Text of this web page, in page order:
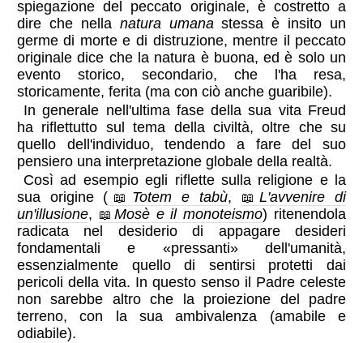
spiegazione del peccato originale, è costretto a
dire che nella natura umanastessa è insito un
germe di morte e di distruzione, mentre il peccato
originale dice che la natura è buona, ed è solo un
evento storico, secondario, che l'ha resa,
storicamente, ferita (ma con ciò anche guaribile).
In generale nell'ultima fase della sua vita Freud
ha riflettutto sul tema della civiltà, oltre che su
quello dell'individuo, tendendo a fare del suo
pensiero una interpretazione globale della realtà.
Così ad esempio egli riflette sulla religione e la
sua origine (
Totem e tabù,
L'avvenire di
un'illusione, Mosè e il monoteismo) ritenendola
radicata nel desiderio di appagare desideri
fondamentali e
pressanti dell'umanità,
essenzialmente quello di sentirsi protetti dai
pericoli della vita. In questo senso il Padre celeste
non sarebbe altro che la proiezione del padre
terreno, con la sua ambivalenza (amabile e
odiabile).